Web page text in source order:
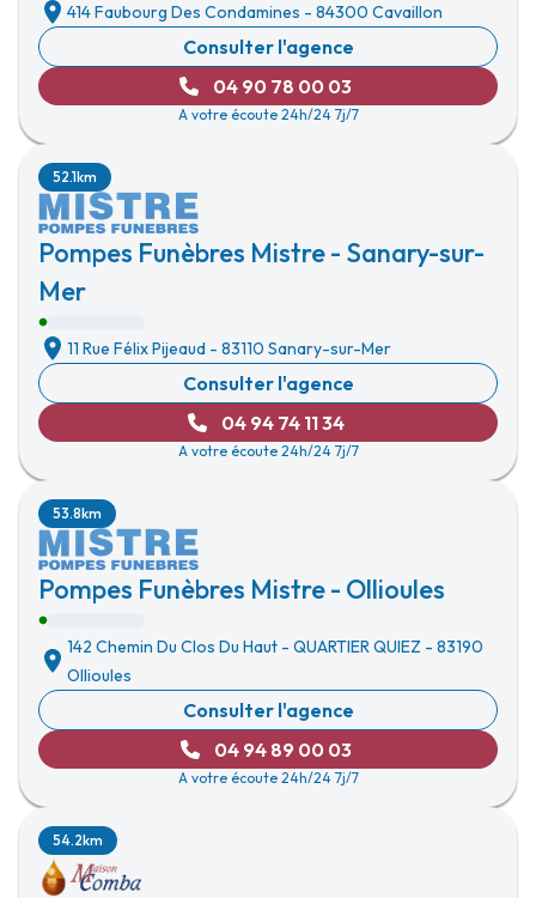
414 Faubourg Des Condamines - 84300 Cavaillon
Consulter l'agence
04 90 78 00 03
A votre écoute 24h/24 7j/7
Pompes Funèbres Mistre - Sanary-sur-
Mer
52.1km
11 Rue Félix Pijeaud - 83110 Sanary-sur-Mer
Consulter l'agence
04 94 74 11 34
A votre écoute 24h/24 7j/7
Pompes Funèbres Mistre - Ollioules
53.8km
142 Chemin Du Clos Du Haut - QUARTIER QUIEZ - 83190
Ollioules
Consulter l'agence
04 94 89 00 03
A votre écoute 24h/24 7j/7
54.2km